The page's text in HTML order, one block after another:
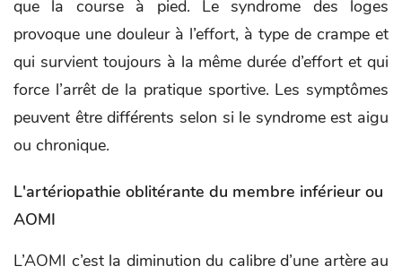
que la course à pied. Le syndrome des loges
provoque une douleur à l’effort, à type de crampe et
qui survient toujours à la même durée d’effort et qui
force l’arrêt de la pratique sportive. Les symptômes
peuvent être différents selon si le syndrome est aigu
ou chronique.
L'artériopathie oblitérante du membre inférieur ou
AOMI
L’AOMI c’est la diminution du calibre d’une artère au